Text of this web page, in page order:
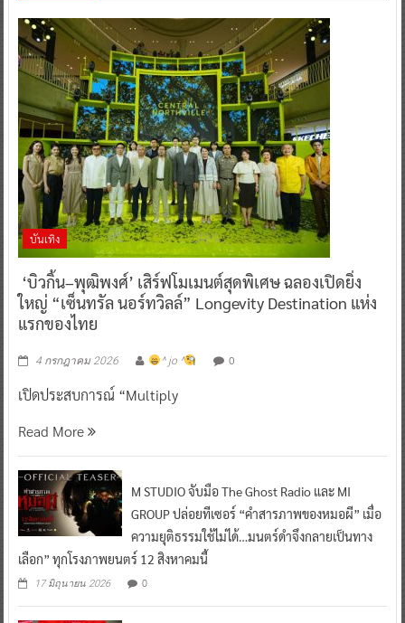
บันเทิง
‘บิวกิ้น–พุฒิพงศ์’ เสิร์ฟโมเมนต์สุดพิเศษ ฉลองเปิดยิ่ง
ใหญ่ “เซ็นทรัล นอร์ทวิลล์” Longevity Destination แห่ง
แรกของไทย
4 กรกฎาคม 2026 ^ jo ^ 0
เปิดประสบการณ์ “Multiply
Read More
M STUDIO จับมือ The Ghost Radio และ MI
GROUP ปล่อยทีเซอร์ “คำสารภาพของหมอผี” เมื่อ
ความยุติธรรมใช้ไม่ได้…มนตร์ดำจึงกลายเป็นทาง
เลือก” ทุกโรงภาพยนตร์ 12 สิงหาคมนี้
17 มิถุนายน 2026 0